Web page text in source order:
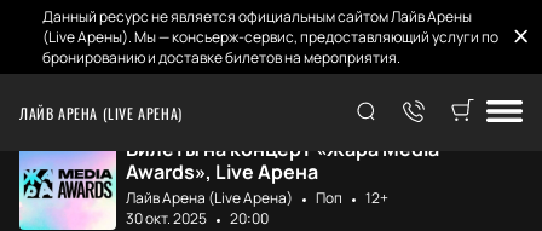
Данный ресурс не является официальным сайтом Лайв Арены
(Live Арены). Мы — консьерж-сервис, предоставляющий услуги по
бронированию и доставке билетов на мероприятия.
ЛАЙВ АРЕНА (LIVE АРЕНА)
Главная Афиша и билеты Жара Media Award...
Билеты на концерт «Жара Media
Awards», Live Арена
Лайв Арена (Live Арена) Поп
12+
30 окт. 2025
20:00